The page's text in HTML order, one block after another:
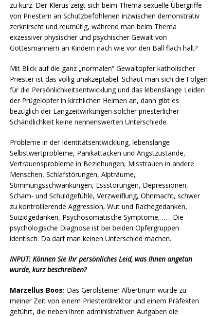
zu kurz. Der Klerus zeigt sich beim Thema sexuelle Übergriffe
von Priestern an Schutzbefohlenen inzwischen demonstrativ
zerknirscht und reumütig, während man beim Thema
exzessiver physischer und psychischer Gewalt von
Gottesmännern an Kindern nach wie vor den Ball flach hält?
Mit Blick auf die ganz „normalen“ Gewaltopfer katholischer
Priester ist das völlig unakzeptabel. Schaut man sich die Folgen
für die Persönlichkeitsentwicklung und das lebenslange Leiden
der Prügelopfer in kirchlichen Heimen an, dann gibt es
bezüglich der Langzeitwirkungen solcher priesterlicher
Schändlichkeit keine nennenswerten Unterschiede.
Probleme in der Identitätsentwicklung, lebenslange
Selbstwertprobleme, Panikattacken und Angstzustände,
Vertrauensprobleme in Beziehungen, Misstrauen in andere
Menschen, Schlafstörungen, Alpträume,
Stimmungsschwankungen, Essstörungen, Depressionen,
Scham- und Schuldgefühle, Verzweiflung, Ohnmacht, schwer
zu kontrollierende Aggression, Wut und Rachegedanken,
Suizidgedanken, Psychosomatische Symptome, … . Die
psychologische Diagnose ist bei beiden Opfergruppen
identisch. Da darf man keinen Unterschied machen.
INPUT: Können Sie Ihr persönliches Leid, was Ihnen angetan
wurde, kurz beschreiben?
Marzellus Boos: Das Gerolsteiner Albertinum wurde zu
meiner Zeit von einem Priesterdirektor und einem Präfekten
geführt, die neben ihren administrativen Aufgaben die